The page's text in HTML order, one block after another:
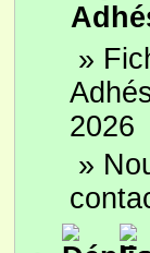
»
2026
»